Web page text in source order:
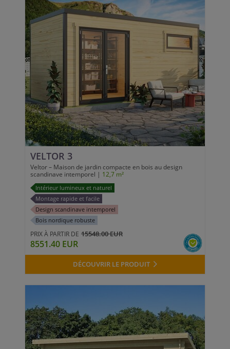
VELTOR 3
Veltor – Maison de jardin compacte en bois au design
scandinave intemporel | 12,7 m²
Intérieur lumineux et naturel
Montage rapide et facile
Design scandinave intemporel
Bois nordique robuste
PRIX À PARTIR DE 15548.00 EUR
8551.40 EUR
DÉCOUVRIR LE PRODUIT